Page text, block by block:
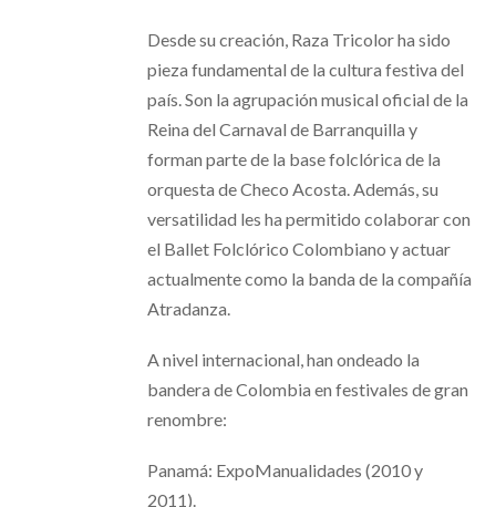
Desde su creación, Raza Tricolor ha sido
pieza fundamental de la cultura festiva del
país. Son la agrupación musical oficial de la
Reina del Carnaval de Barranquilla y
forman parte de la base folclórica de la
orquesta de Checo Acosta. Además, su
versatilidad les ha permitido colaborar con
el Ballet Folclórico Colombiano y actuar
actualmente como la banda de la compañía
Atradanza.
A nivel internacional, han ondeado la
bandera de Colombia en festivales de gran
renombre:
Panamá: ExpoManualidades (2010 y
2011).